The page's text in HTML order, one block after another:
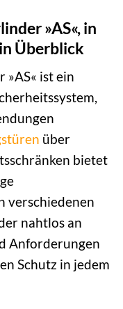
»AS«, in
Überblick
ist ein
über
bietet
verschiedenen
nahtlos an
Anforderungen
Schutz in jedem